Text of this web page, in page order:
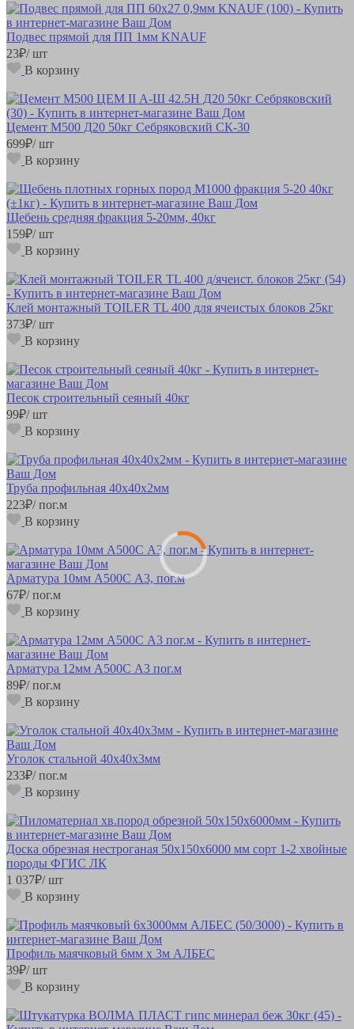
Подвес прямой для ПП 1мм KNAUF
23₽/ шт
В корзину
Цемент М500 Д20 50кг Себряковский СК-30
699₽/ шт
В корзину
Щебень средняя фракция 5-20мм, 40кг
159₽/ шт
В корзину
Клей монтажный TOILER TL 400 для ячеистых блоков 25кг
373₽/ шт
В корзину
Песок строительный сеяный 40кг
99₽/ шт
В корзину
Труба профильная 40х40х2мм
223₽/ пог.м
В корзину
Арматура 10мм А500С А3, пог.м
67₽/ пог.м
В корзину
Арматура 12мм А500С А3 пог.м
89₽/ пог.м
В корзину
Уголок стальной 40х40х3мм
233₽/ пог.м
В корзину
Доска обрезная нестроганая 50х150х6000 мм сорт 1-2 хвойные
породы ФГИС ЛК
1 037₽/ шт
В корзину
Профиль маячковый 6мм х 3м АЛБЕС
39₽/ шт
В корзину